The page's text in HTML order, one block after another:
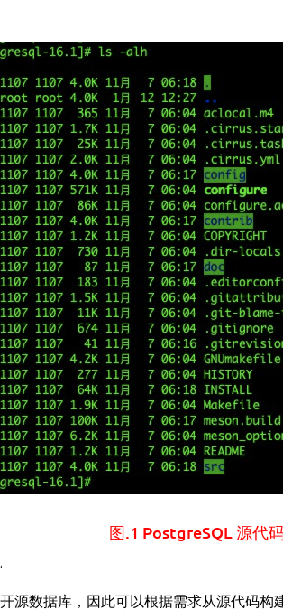
图.1 PostgreSQL 源代
开源数据库，因此可以根据需求从源代码